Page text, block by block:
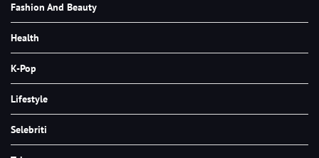
Fashion And Beauty
Health
K-Pop
Lifestyle
Selebriti